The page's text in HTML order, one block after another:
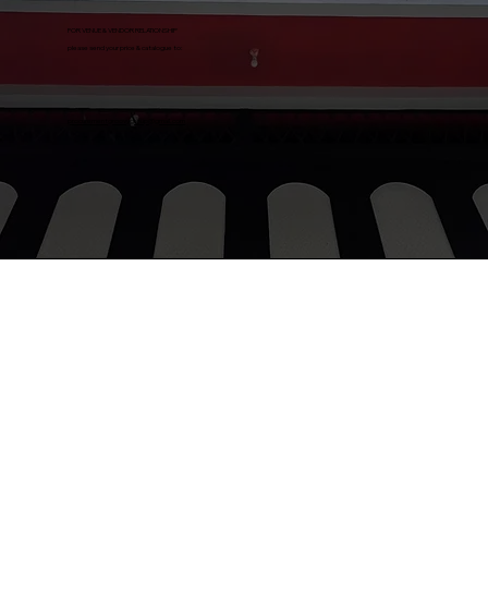
FOR VENUE & VENDOR RELATIONSHIP
please send your price & catalogue to:
procurementgroovygroup@gmail.com